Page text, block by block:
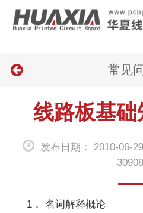
常见
线路板基础
发布日期： 2010-06-
1． 名词解释概论